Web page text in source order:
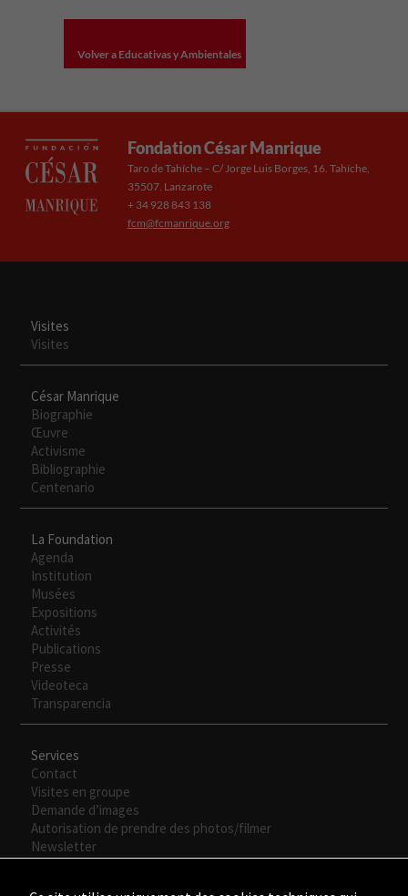
Volver a Educativas y Ambientales
Fondation César Manrique
Taro de Tahíche – C/ Jorge Luis Borges, 16. Tahíche,
35507. Lanzarote
+ 34 928 843 138
fcm@fcmanrique.org
Visites
Visites
César Manrique
Biographie
Œuvre
Activisme
Bibliographie
Centenario
La Foundation
Agenda
Institution
Musées
Expositions
Activités
Publications
Presse
Videoteca
Transparencia
Services
Contact
Visites en groupe
Demande d’images
Autorisation de prendre des photos/filmer
Newsletter